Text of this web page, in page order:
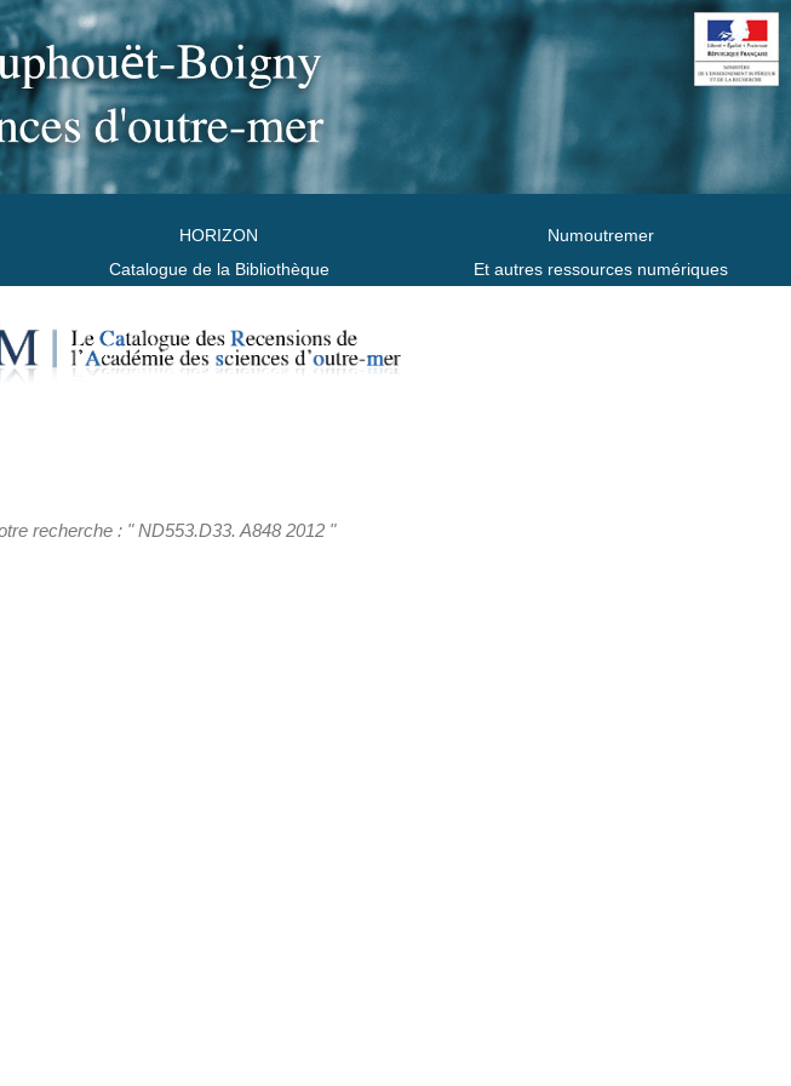
HORIZON
Catalogue de la Bibliothèque
Numoutremer
Et autres ressources numériques
recherche : " ND553.D33. A848 2012 "